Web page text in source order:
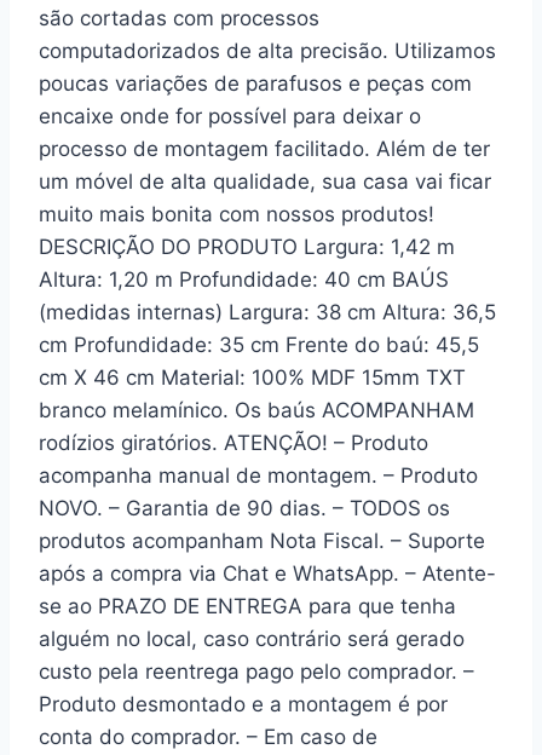
são cortadas com processos
computadorizados de alta precisão. Utilizamos
poucas variações de parafusos e peças com
encaixe onde for possível para deixar o
processo de montagem facilitado. Além de ter
um móvel de alta qualidade, sua casa vai ficar
muito mais bonita com nossos produtos!
DESCRIÇÃO DO PRODUTO Largura: 1,42 m
Altura: 1,20 m Profundidade: 40 cm BAÚS
(medidas internas) Largura: 38 cm Altura: 36,5
cm Profundidade: 35 cm Frente do baú: 45,5
cm X 46 cm Material: 100% MDF 15mm TXT
branco melamínico. Os baús ACOMPANHAM
rodízios giratórios. ATENÇÃO! – Produto
acompanha manual de montagem. – Produto
NOVO. – Garantia de 90 dias. – TODOS os
produtos acompanham Nota Fiscal. – Suporte
após a compra via Chat e WhatsApp. – Atente-
se ao PRAZO DE ENTREGA para que tenha
alguém no local, caso contrário será gerado
custo pela reentrega pago pelo comprador. –
Produto desmontado e a montagem é por
conta do comprador. – Em caso de